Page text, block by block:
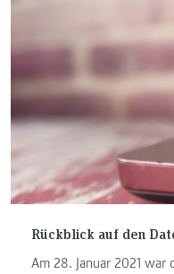
Rückblick auf den
Am 28. Januar 2021